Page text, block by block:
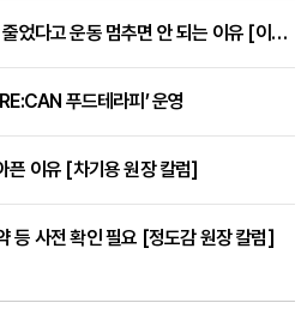
팔 들기 어려운 오십견, 통증 줄었다고 운동 멈추면 안 되는 이유 [이병욱 원장 칼럼]
푸드테라피’ 운영
픈 이유 [차기용 원장 칼럼]
등 사전 확인 필요 [정도감 원장 칼럼]